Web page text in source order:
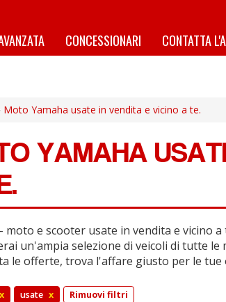
CONCESSIONARI CONTATTA
Moto Yamaha usate in vendita e vicino a te.
YAMAHA
moto e scooter usate in vendita e vicino a
un'ampia selezione di veicoli di tutte le
le offerte, trova l'affare giusto per le tue
x usate x Rimuovi filtri